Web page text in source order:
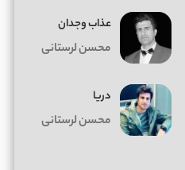
ﻋﺬاب وﺟﺪان
محسن لرستانی
دریا
محسن لرستانی